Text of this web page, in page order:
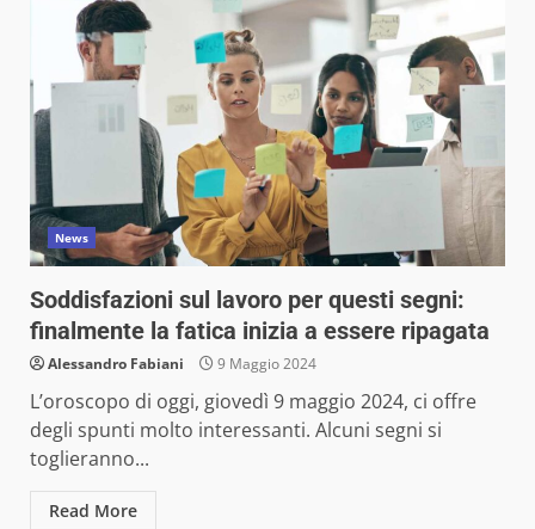
News
Soddisfazioni sul lavoro per questi segni:
finalmente la fatica inizia a essere ripagata
Alessandro Fabiani 9 Maggio 2024
L’oroscopo di oggi, giovedì 9 maggio 2024, ci offre
degli spunti molto interessanti. Alcuni segni si
toglieranno...
Read More